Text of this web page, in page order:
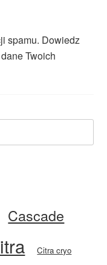
spamu. Dowiedz
Twoich
Cascade
Citra cryo